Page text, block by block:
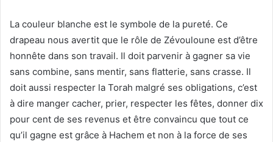
La couleur blanche est le symbole de la pureté. Ce
drapeau nous avertit que le rôle de Zévouloune est d’être
honnête dans son travail. Il doit parvenir à gagner sa vie
sans combine, sans mentir, sans flatterie, sans crasse. Il
doit aussi respecter la Torah malgré ses obligations, c’est
à dire manger cacher, prier, respecter les fêtes, donner dix
pour cent de ses revenus et être convaincu que tout ce
qu’il gagne est grâce à Hachem et non à la force de ses